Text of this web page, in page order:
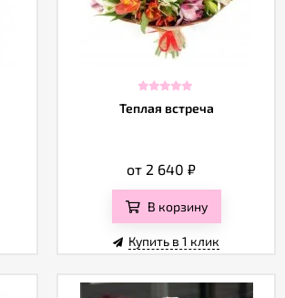
Теплая встреча
от 2 640 ₽
В корзину
Купить в 1 клик